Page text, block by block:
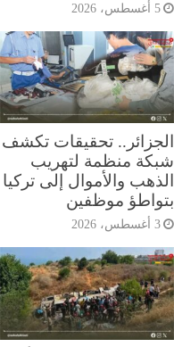
5 أغسطس، 2026
الجزائر.. تحقيقات تكشف
شبكة منظمة لتهريب
الذهب والأموال إلى تركيا
بتواطؤ موظفين
3 أغسطس، 2026